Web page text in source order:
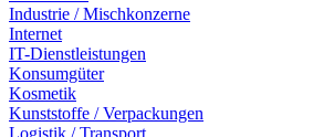
Industrie / Mischkonzerne
Internet
IT-Dienstleistungen
Konsumgüter
Kosmetik
Kunststoffe / Verpackungen
Logistik / Transport